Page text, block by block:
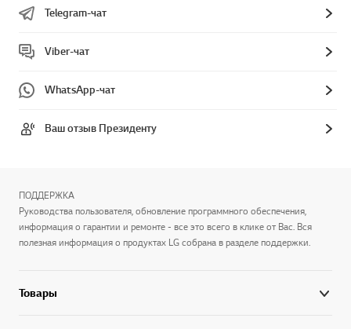
Telegram-чат
Viber-чат
WhatsApp-чат
Ваш отзыв Президенту
ПОДДЕРЖКА
Руководства пользователя, обновление программного обеспечения,
информация о гарантии и ремонте - все это всего в клике от Вас. Вся
полезная информация о продуктах LG собрана в разделе поддержки.
Товары